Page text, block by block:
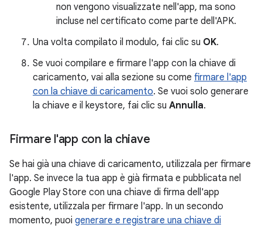
non vengono visualizzate nell'app, ma sono
incluse nel certificato come parte dell'APK.
Una volta compilato il modulo, fai clic su OK.
Se vuoi compilare e firmare l'app con la chiave di
caricamento, vai alla sezione su come firmare l'app
con la chiave di caricamento. Se vuoi solo generare
la chiave e il keystore, fai clic su Annulla.
Firmare l'app con la chiave
Se hai già una chiave di caricamento, utilizzala per firmare
l'app. Se invece la tua app è già firmata e pubblicata nel
Google Play Store con una chiave di firma dell'app
esistente, utilizzala per firmare l'app. In un secondo
momento, puoi generare e registrare una chiave di